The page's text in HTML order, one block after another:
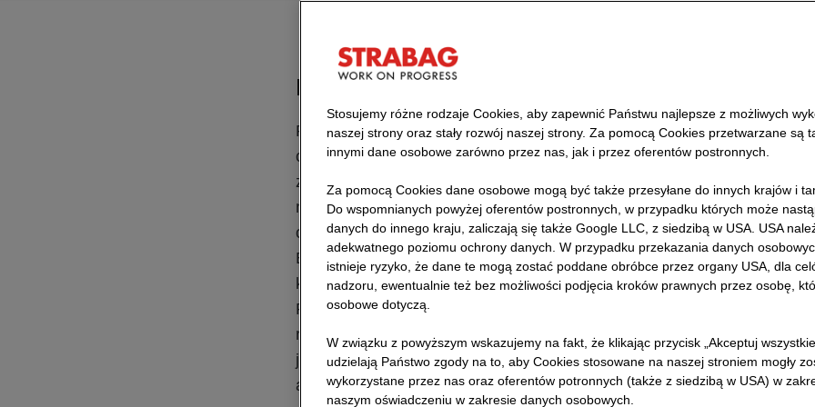
Projekt recyklingu asfaltu na Westautobahn w
Renowacja dróg z wykorzystaniem recyklingu asfaltu dowodzi, że
oznacza "stary" lub "zły". Dzięki temu procesowi STRABAG oszczędza
zasoby, takie jak asfalt i skały. Dlatego chcemy wprowadzać więcej
na drogi. Na autostradzie A1 Westautobahn przy węźle Steinhäusl w
osiągnęliśmy znacznie wyższy poziom recyklingu niż zwykle podczas
Było to możliwe dzięki dobrej współpracy z klientem i naszym
których niektóre są ultranowoczesne.
Projekt recyklingu asfaltu pokazuje, że renowacja dróg z dodatkiem
recyklingu jest nie tylko zrównoważona, ale także możliwa bez
jakości: przy 74 000 pojazdów dziennie, w tym wielu ciężarówek, A1 jest
autostradą.
Stosujemy różne rodzaje Cookies, aby zapewnić Państwu najlepsze z możliwych
naszej strony oraz stały rozwój naszej strony. Za pomocą Cookies przetwarzane są
innymi dane osobowe zarówno przez nas, jak i przez oferentów postronnych.
Za pomocą Cookies dane osobowe mogą być także przesyłane do innych krajów i
Do wspomnianych powyżej oferentów postronnych, w przypadku których może
danych do innego kraju, zaliczają się także Google LLC, z siedzibą w USA. USA
adekwatnego poziomu ochrony danych. W przypadku przekazania danych
istnieje ryzyko, że dane te mogą zostać poddane obróbce przez organy USA, dla
nadzoru, ewentualnie też bez możliwości podjęcia kroków prawnych przez osobę,
osobowe dotyczą.
W związku z powyższym wskazujemy na fakt, że klikając przycisk „Akceptuj
udzielają Państwo zgody na to, aby Cookies stosowane na naszej stroniem mogły
wykorzystane przez nas oraz oferentów potronnych (także z siedzibą w USA) w
naszym oświadczeniu w zakresie danych osobowych.